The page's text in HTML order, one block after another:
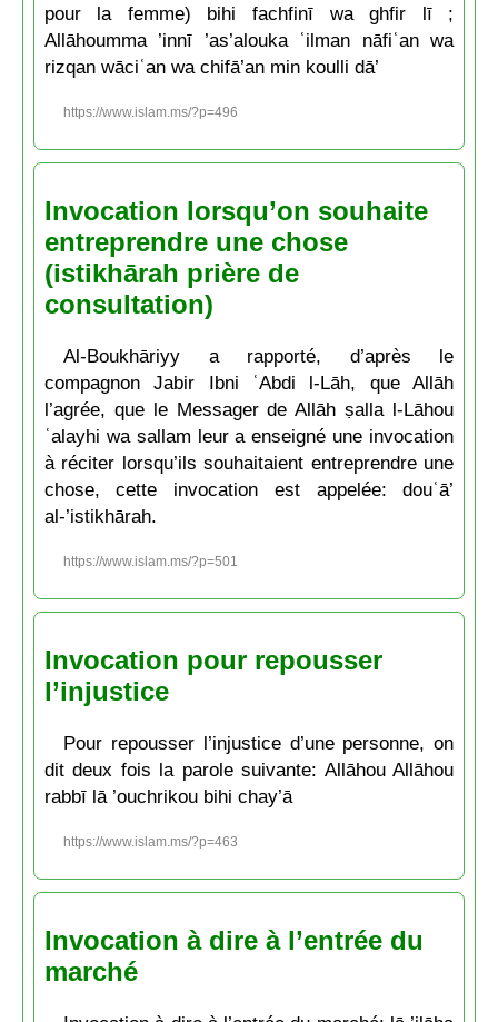
pour la femme) bihi fachfinī wa ghfir lī ;
Allāhoumma ’innī ’as’alouka ʿilman nāfiʿan wa
rizqan wāciʿan wa chifā’an min koulli dā’
https://www.islam.ms/?p=496
Invocation lorsqu’on souhaite
entreprendre une chose
(istikhārah prière de
consultation)
Al-Boukhāriyy a rapporté, d’après le
compagnon Jabir Ibni ʿAbdi l-Lāh, que Allāh
l’agrée, que le Messager de Allāh ṣalla l-Lāhou
ʿalayhi wa sallam leur a enseigné une invocation
à réciter lorsqu’ils souhaitaient entreprendre une
chose, cette invocation est appelée: douʿā’
al-’istikhārah.
https://www.islam.ms/?p=501
Invocation pour repousser
l’injustice
Pour repousser l’injustice d’une personne, on
dit deux fois la parole suivante: Allāhou Allāhou
rabbī lā ’ouchrikou bihi chay’ā
https://www.islam.ms/?p=463
Invocation à dire à l’entrée du
marché